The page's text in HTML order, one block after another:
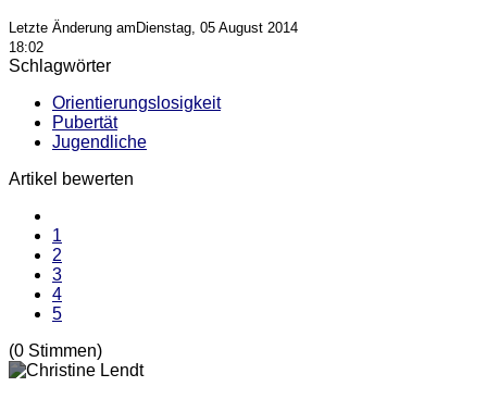
Letzte Änderung amDienstag, 05 August 2014
18:02
Schlagwörter
Orientierungslosigkeit
Pubertät
Jugendliche
Artikel bewerten
1
2
3
4
5
(0 Stimmen)